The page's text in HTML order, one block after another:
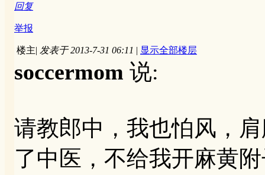
回复
举报
楼主| 发表于 2013-7-31 06:11 | 显示全部楼层
soccermom 说:
请教郎中，我也怕风，
了中医，不给我开麻黄